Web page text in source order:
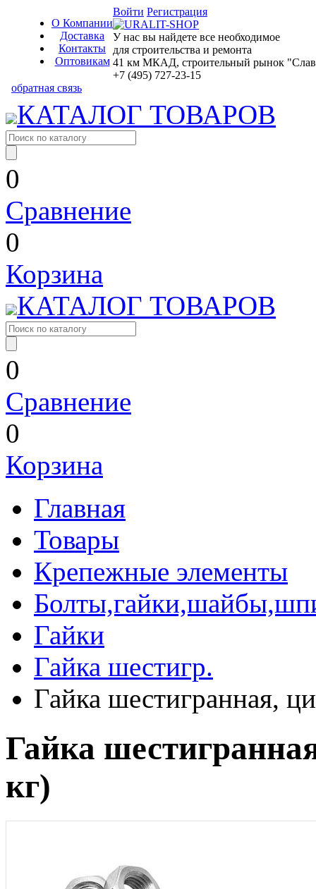
О Компании
Доставка
Контакты
Оптовикам
Войти Регистрация
У нас вы найдете все необходимое
для строительства и ремонта
41 км МКАД, строительный рынок
+7 (495) 727-23-15
обратная связь
КАТАЛОГ ТОВАРОВ
0
Сравнение
0
Корзина
КАТАЛОГ ТОВАРОВ
0
Сравнение
0
Корзина
Главная
Товары
Крепежные элементы
Гайки
Гайка шестигр.
Гайка шестигранная,
Гайка
кг)